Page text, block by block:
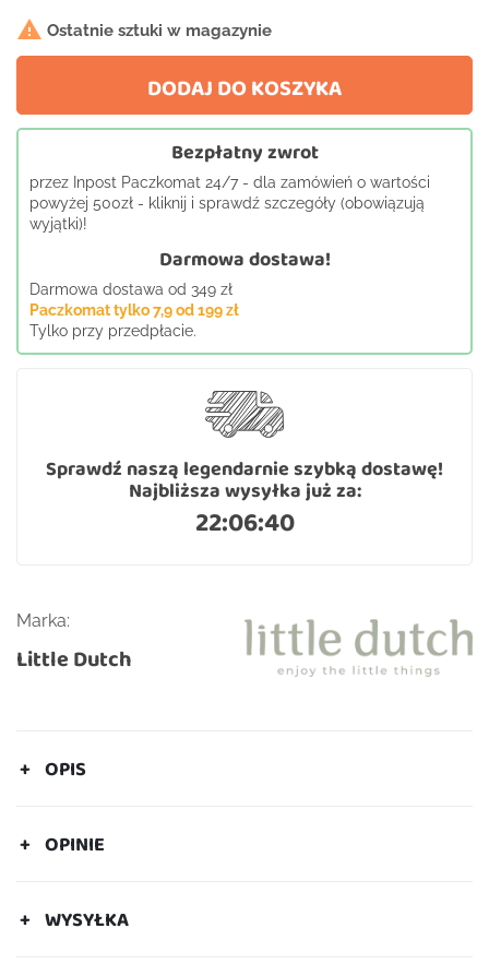
 Ostatnie sztuki w magazynie
DODAJ DO KOSZYKA
Bezpłatny zwrot
przez Inpost Paczkomat 24/7 - dla zamówień o wartości
powyżej 500zł - kliknij i sprawdź szczegóły (obowiązują
wyjątki)!
Darmowa dostawa!
Darmowa dostawa od 349 zł
Paczkomat tylko 7,9 od 199 zł
Tylko przy przedpłacie.
Sprawdź naszą legendarnie szybką dostawę!
Najbliższa wysyłka już za:
22:06:40
Marka:
Little Dutch
OPIS
OPINIE
WYSYŁKA